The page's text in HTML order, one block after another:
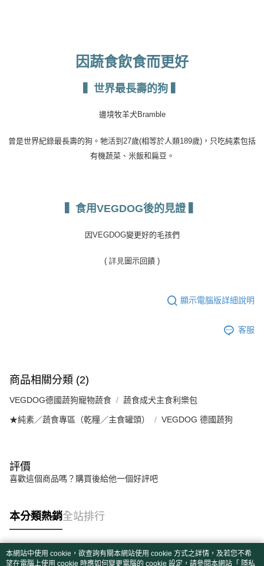
因蔬食飲食而更好
▍世界最長壽的狗
邊境牧羊犬Bramble
曾是世界紀錄最長壽的狗。牠活到27歲(相等於人類189歲) ，只吃純素包括
有機蔬菜、米飯和扁豆。
▍食用VEGDOG後的見證
因VEGDOG變更好的毛孩們
( 詳見 圖示回饋 )
顯示電腦版詳細說明
客服
商品相關分類 (2)
VEGDOG德國蔬狗寵物蔬食 蔬食成犬主食利樂包
★純素／蔬食專區（乾糧／主食罐頭） VEGDOG 德國蔬狗
評價
喜歡這個商品嗎？購買後給他一個好評吧
本分類熱銷全站排行
熱門標籤
本網站中使用 cookie，欲查詢有關本網站使用 cookie 方式之詳情，及若您不希
望在電腦上使用 cookie 時應如何變更電腦的 cookie 設定，請參閱本網站「 隱私